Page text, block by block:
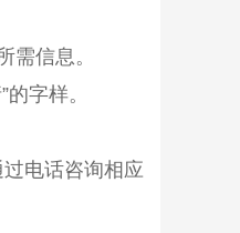
需信息。
”的字样。
电话咨询相应